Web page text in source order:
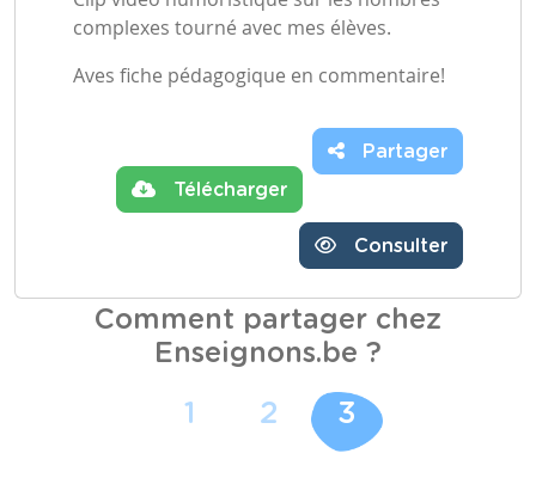
complexes tourné avec mes élèves.
Aves fiche pédagogique en commentaire!
Télécharger
Partager
Consulter
Comment partager chez
Enseignons.be ?
1 2 3